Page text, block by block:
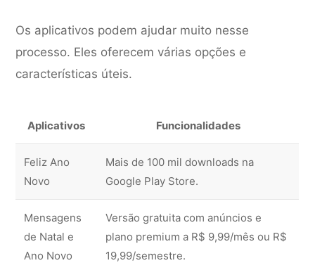
Os aplicativos podem ajudar muito nesse
processo. Eles oferecem várias opções e
características úteis.
Aplicativos Funcionalidades
Feliz Ano
Novo
Mais de 100 mil downloads na
Google Play Store.
Mensagens
de Natal e
Ano Novo
Versão gratuita com anúncios e
plano premium a R$ 9,99/mês ou R$
19,99/semestre.